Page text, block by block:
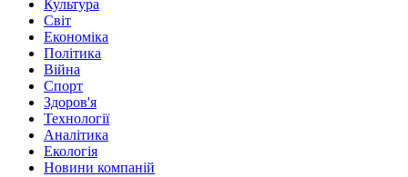
Культура
Світ
Економіка
Політика
Війна
Спорт
Здоров'я
Технології
Аналітика
Екологія
Новини компаній